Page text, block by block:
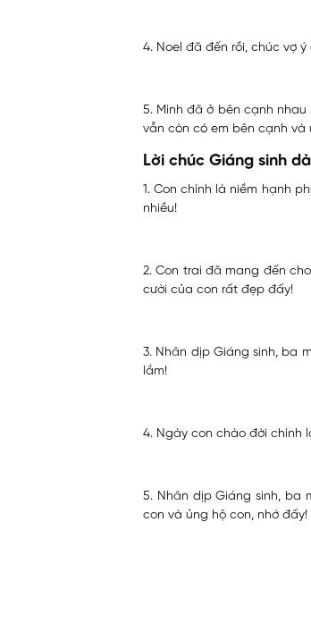
4. Noel đã đến rồi, chúc vợ
5. Mình đã ở bên cạnh
vẫn còn có em bên cạnh và
Lời chúc Giáng sinh
1. Con chính là niềm hạnh
nhiều!
2. Con trai đã mang đến
cười của con rất đẹp đấy!
3. Nhân dịp Giáng sinh, ba
lắm!
4. Ngày con chào đời chính
5. Nhân dịp Giáng sinh, ba
con và ủng hộ con, nhớ đấy!